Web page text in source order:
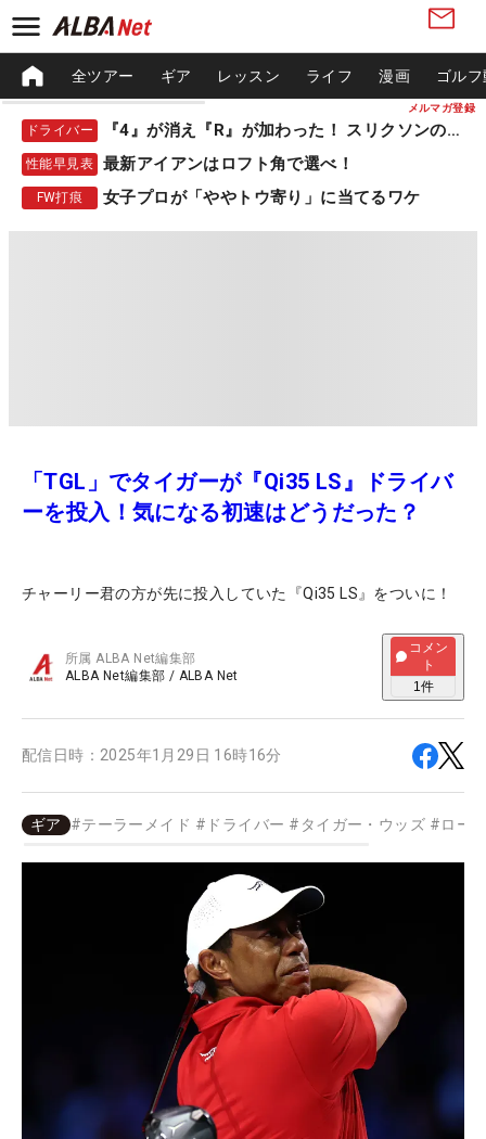
メルマガ登録
全ツアー ギア レッスン ライフ 漫画 ゴル
ドライバー 『4』が消え『R』が加わった！ スリクソンの新作
性能早見表 最新アイアンはロフト角で選べ！
FW打痕 女子プロが「ややトウ寄り」に当てるワケ
「TGL」でタイガーが『Qi35 LS』ドライバ
ーを投入！気になる初速はどうだった？
チャーリー君の方が先に投入していた『Qi35 LS』をついに！
所属ALBA Net編集部
ALBA Net編集部 / ALBA Net
コメン
ト
1件
配信日時： 2025年1月29日 16時16分
ギア #テーラーメイド # ドライバー # タイガー・ウッズ #ロー